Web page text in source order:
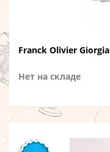
Franck Olivier Giorgia
Нет на складе